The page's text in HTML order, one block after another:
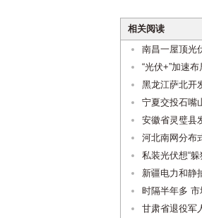
相关阅读
南昌一屋顶光
“光伏+”加速
黑龙江萨北开
宁夏交投石嘴
安徽省灵璧县
河北南网分布
私装光伏想“
新疆电力和静
时隔半年多
甘肃省退役军